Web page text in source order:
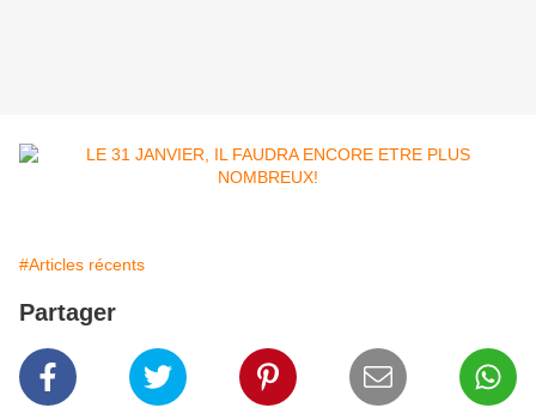
#Articles récents
Partager